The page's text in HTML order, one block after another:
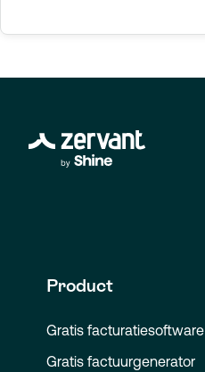
Product
Gratis facturatiesoftware
Gratis factuurgenerator